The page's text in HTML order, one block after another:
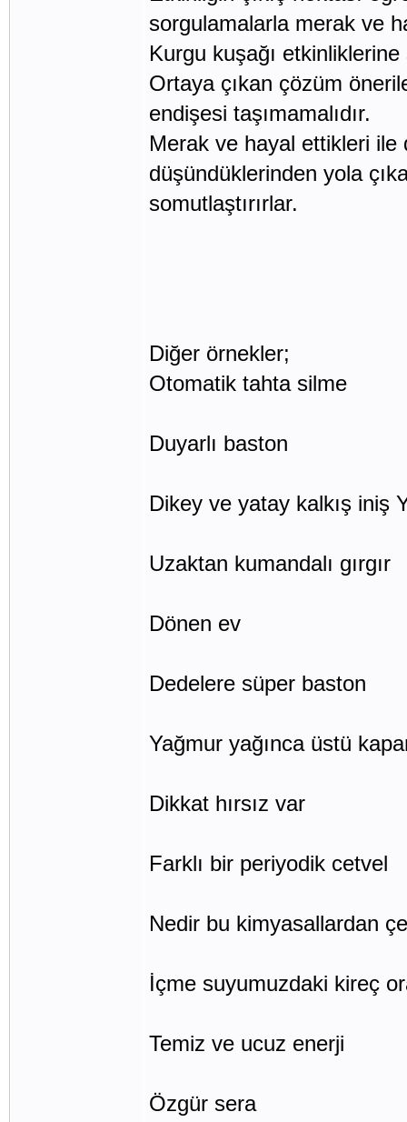
sorgulamalarla merak ve
Kurgu kuşağı etkinliklerine
Ortaya çıkan çözüm
endişesi taşımamalıdır.
Merak ve hayal ettikleri ile
düşündüklerinden yola
somutlaştırırlar.
Diğer örnekler;
Otomatik tahta silme
Duyarlı baston
Dikey ve yatay kalkış iniş
Uzaktan kumandalı gırgır
Dönen ev
Dedelere süper baston
Yağmur yağınca üstü
Dikkat hırsız var
Farklı bir periyodik cetvel
Nedir bu kimyasallardan
İçme suyumuzdaki kireç
Temiz ve ucuz enerji
Özgür sera